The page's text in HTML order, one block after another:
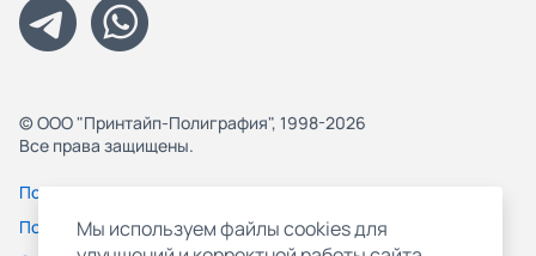
© ООО "Принтайп-Полиграфия", 1998-2026
Все права защищены.
Политика конфиденциальности
Пользовательское соглашение
Мы используем файлы cookies для